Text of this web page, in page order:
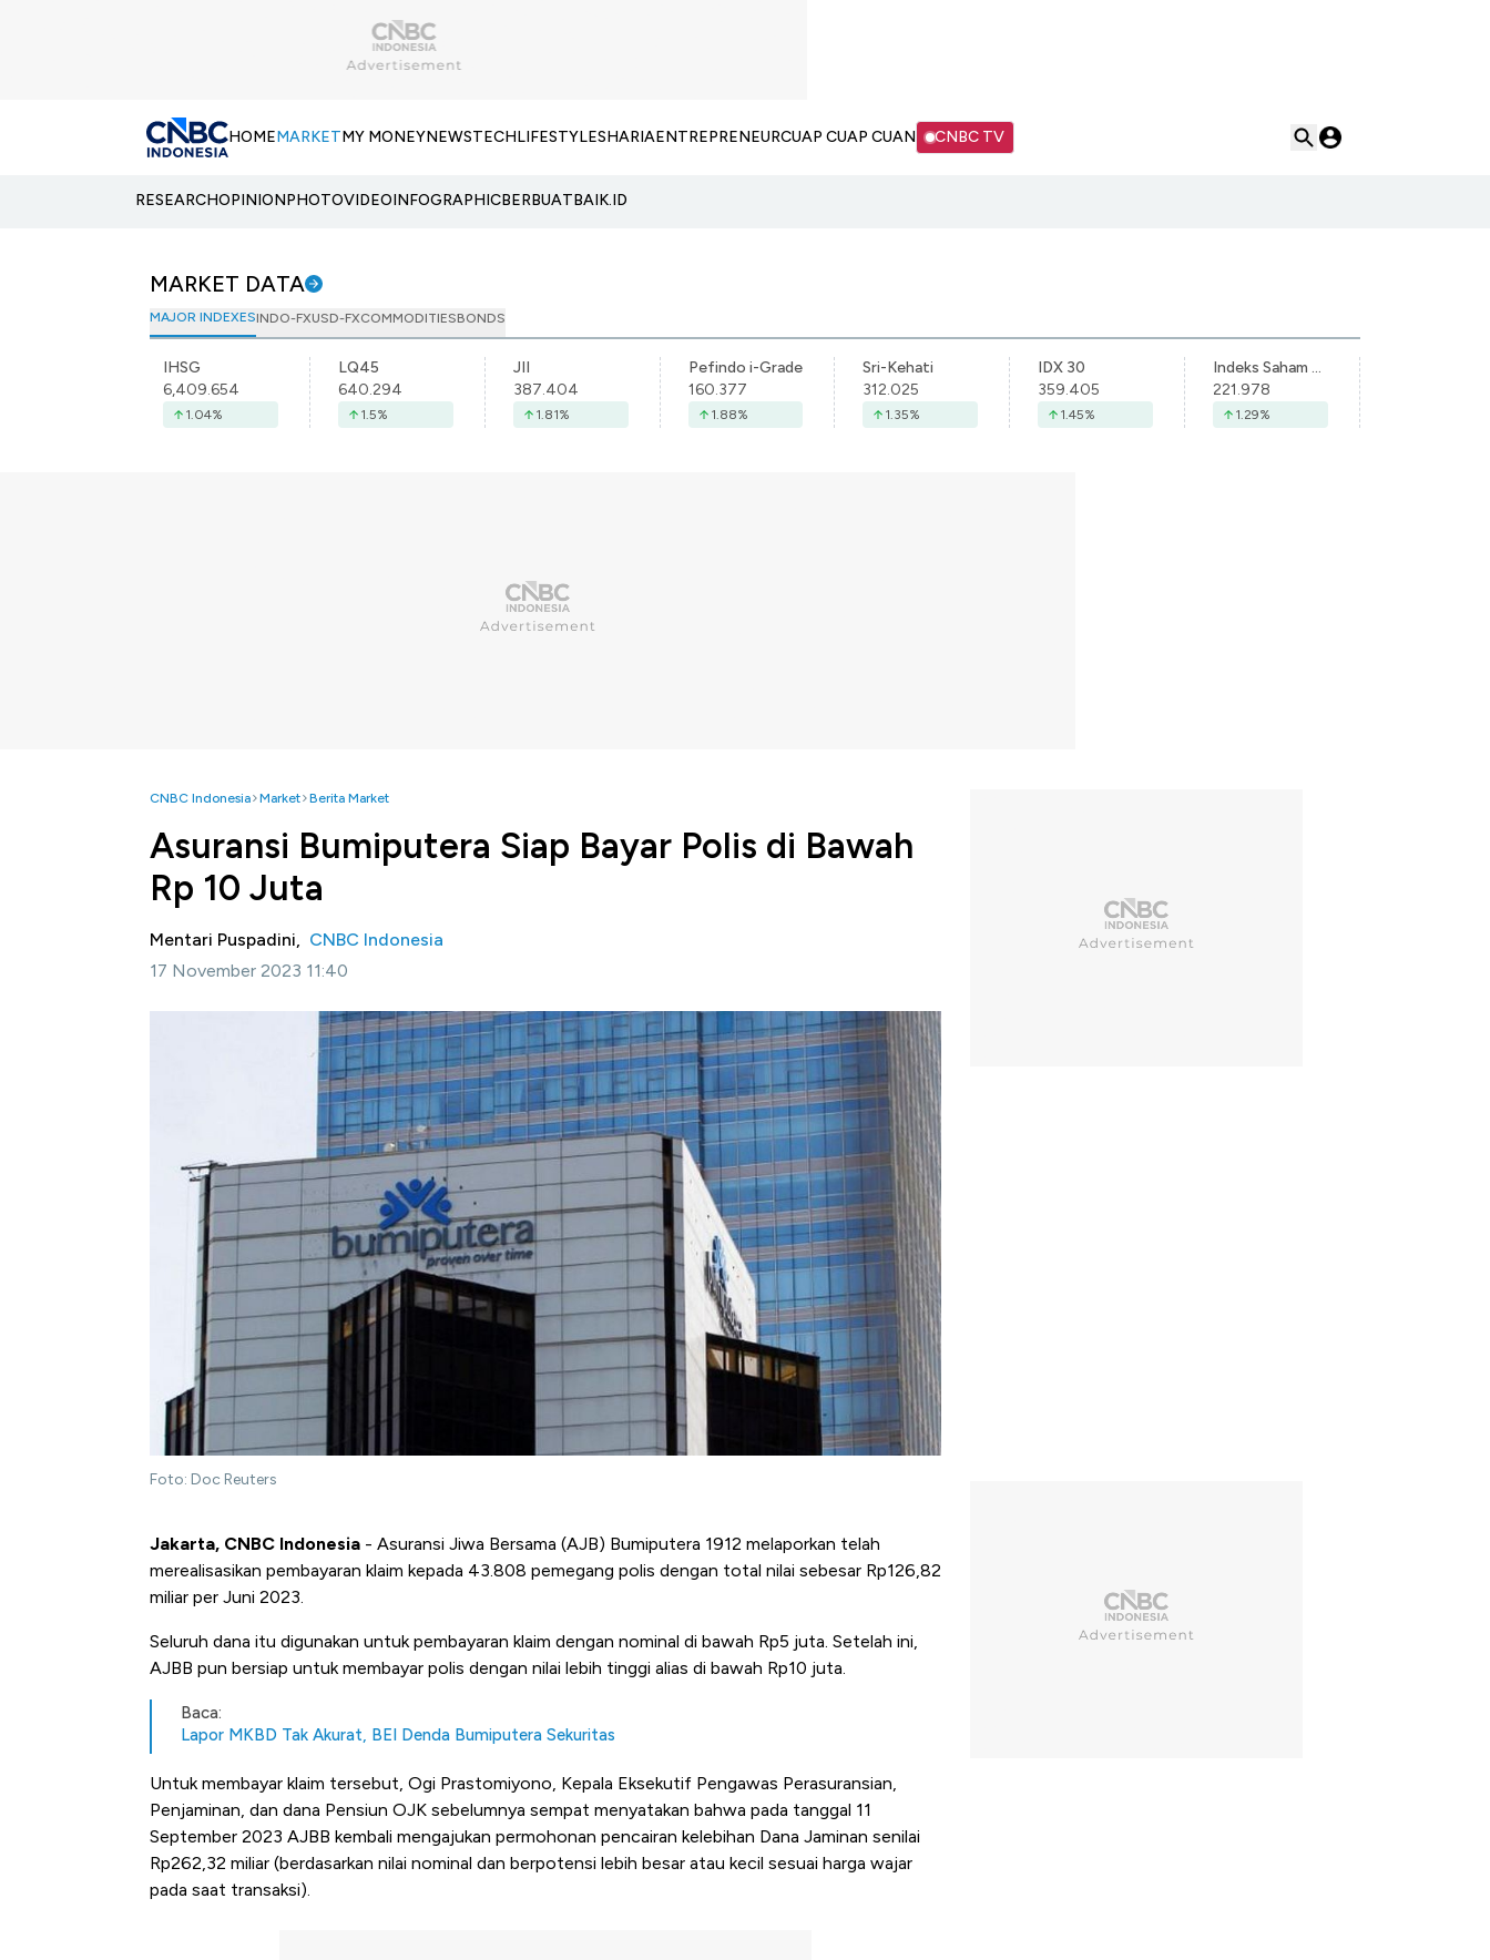
HOMEMARKETMY MONEYNEWSTECHLIFESTYLESHARIAENTREPRENEURCUAP CUAP CUAN CNBC TV
RESEARCHOPINIONPHOTOVIDEOINFOGRAPHICBERBUATBAIK.ID
MARKET DATA
MAJOR INDEXESINDO-FXUSD-FXCOMMODITIESBONDS
IHSG
6,409.654
1.04%
LQ45
640.294
1.5%
JII
387.404
1.81%
Pefindo i-Grade
160.377
1.88%
Sri-Kehati
312.025
1.35%
IDX 30
359.405
1.45%
Indeks Saham Syariah Indonesia
221.978
1.29%
CNBC Indonesia Market Berita Market
Asuransi Bumiputera Siap Bayar Polis di Bawah
Rp 10 Juta
Mentari Puspadini, CNBC Indonesia
17 November 2023 11:40
Foto: Doc Reuters
Jakarta, CNBC Indonesia - Asuransi Jiwa Bersama (AJB) Bumiputera 1912 melaporkan telah
merealisasikan pembayaran klaim kepada 43.808 pemegang polis dengan total nilai sebesar Rp126,82
miliar per Juni 2023.
Seluruh dana itu digunakan untuk pembayaran klaim dengan nominal di bawah Rp5 juta. Setelah ini,
AJBB pun bersiap untuk membayar polis dengan nilai lebih tinggi alias di bawah Rp10 juta.
Baca:
Lapor MKBD Tak Akurat, BEI Denda Bumiputera Sekuritas
Untuk membayar klaim tersebut, Ogi Prastomiyono, Kepala Eksekutif Pengawas Perasuransian,
Penjaminan, dan dana Pensiun OJK sebelumnya sempat menyatakan bahwa pada tanggal 11
September 2023 AJBB kembali mengajukan permohonan pencairan kelebihan Dana Jaminan senilai
Rp262,32 miliar (berdasarkan nilai nominal dan berpotensi lebih besar atau kecil sesuai harga wajar
pada saat transaksi).